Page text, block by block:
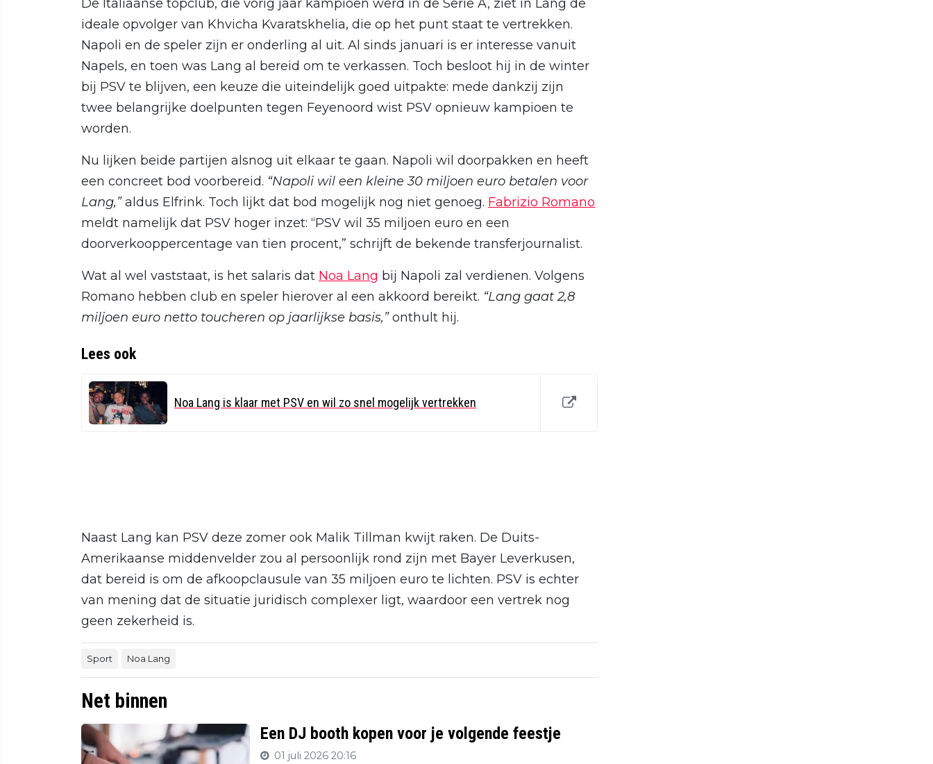
De Italiaanse topclub, die vorig jaar kampioen werd in de Serie A, ziet in Lang de
ideale opvolger van Khvicha Kvaratskhelia, die op het punt staat te vertrekken.
Napoli en de speler zijn er onderling al uit. Al sinds januari is er interesse vanuit
Napels, en toen was Lang al bereid om te verkassen. Toch besloot hij in de winter
bij PSV te blijven, een keuze die uiteindelijk goed uitpakte: mede dankzij zijn
twee belangrijke doelpunten tegen Feyenoord wist PSV opnieuw kampioen te
worden.
Nu lijken beide partijen alsnog uit elkaar te gaan. Napoli wil doorpakken en heeft
een concreet bod voorbereid. “Napoli wil een kleine 30 miljoen euro betalen voor
Lang,”aldus Elfrink. Toch lijkt dat bod mogelijk nog niet genoeg. Fabrizio Romano
meldt namelijk dat PSV hoger inzet: “PSV wil 35 miljoen euro en een
doorverkooppercentage van tien procent,” schrijft de bekende transferjournalist.
Wat al wel vaststaat, is het salaris dat Noa Lang bij Napoli zal verdienen. Volgens
Romano hebben club en speler hierover al een akkoord bereikt. “Lang gaat 2,8
miljoen euro netto toucheren op jaarlijkse basis,”onthult hij.
Lees ook
Noa Lang is klaar met PSV en wil zo snel mogelijk vertrekken
Naast Lang kan PSV deze zomer ook Malik Tillman kwijt raken. De Duits-
Amerikaanse middenvelder zou al persoonlijk rond zijn met Bayer Leverkusen,
dat bereid is om de afkoopclausule van 35 miljoen euro te lichten. PSV is echter
van mening dat de situatie juridisch complexer ligt, waardoor een vertrek nog
geen zekerheid is.
Sport Noa Lang
Net binnen
Een DJ booth kopen voor je volgende feestje
01 juli 2026 20:16